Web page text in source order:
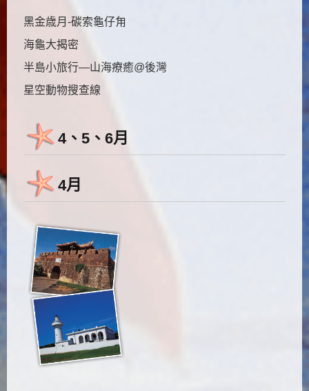
黑金歳月-碳索龜仔甪
海龜大揭密
半島小旅行—山海療癒@後灣
星空動物搜查線
4、5、6月
4月